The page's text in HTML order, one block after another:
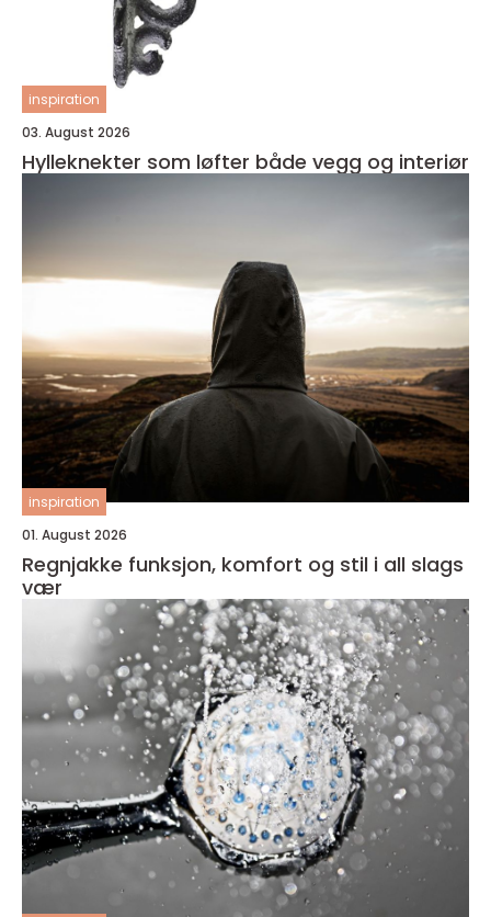
inspiration
03. August 2026
Hylleknekter som løfter både vegg og interiør
inspiration
01. August 2026
Regnjakke funksjon, komfort og stil i all slags
vær